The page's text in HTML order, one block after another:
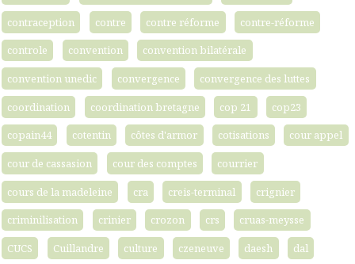
contraception
contre contre réforme
contre-réforme
controle
convention
convention bilatérale
convention unedic
convergence
convergence des luttes
coordination
coordination bretagne cop 21
cop23
copain44
cotentin côtes d'armor cotisations
cour appel
cour de cassasion
cour des comptes
courrier
cours de la madeleine
cra creis-terminal
crignier
criminilisation
crinier crozon crs
cruas-meysse
CUCS
Cuillandre culture czeneuve daesh
dal